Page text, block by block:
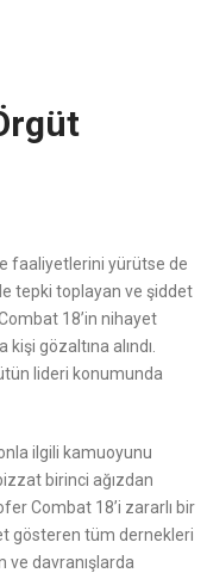
faaliyetlerini yürütse de
tepki toplayan ve şiddet
18’in nihayet
gözaltına alındı.
lideri konumunda
ilgili kamuoyunu
birinci ağızdan
Combat 18’i zararlı bir
gösteren tüm dernekleri
ve davranışlarda